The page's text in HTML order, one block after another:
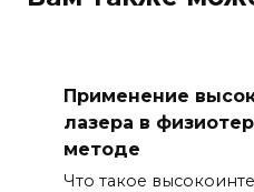
Применение
лазера в
методе
Что такое